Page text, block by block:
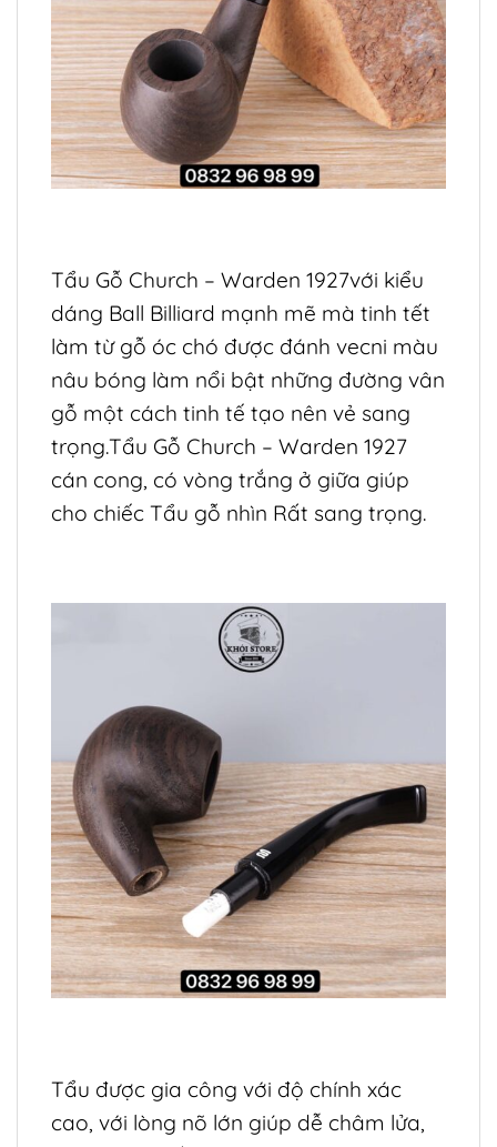
Tẩu Gỗ Church – Warden 1927với kiểu
dáng Ball Billiard mạnh mẽ mà tinh tết
làm từ gỗ óc chó được đánh vecni màu
nâu bóng làm nổi bật những đường vân
gỗ một cách tinh tế tạo nên vẻ sang
trọng.Tẩu Gỗ Church – Warden 1927
cán cong, có vòng trắng ở giữa giúp
cho chiếc Tẩu gỗ nhìn Rất sang trọng.
Tẩu được gia công với độ chính xác
cao, với lòng nõ lớn giúp dễ châm lửa,